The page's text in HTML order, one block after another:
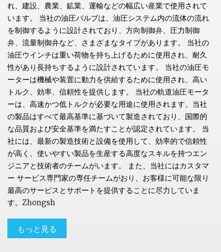
れ、建設、農業、鉱業、運輸などの幅広い産業で使用されて
います。 当社の油圧バルブは、油圧システム内の流体の流れ
を制御するように設計されており、方向制御弁、圧力制御
弁、流量制御弁など、さまざまなタイプがあります。 当社の
油圧ウインチは重い荷物を持ち上げるために使用され、耐久
性があり長持ちするように設計されています。 当社の油圧モ
ーターは機械や装置に動力を供給するために使用され、高い
トルク、効率、信頼性を提供します。 当社の軌道油圧モータ
ーは、高速かつ低トルクが必要な用途に使用されます。当社
の製品はすべて最高基準に基づいて製造されており、国際的
な品質および安全基準を満たすことが認定されています。 当
社には、最新の製造技術と設備を使用して、効率的で信頼性
が高く、使いやすい製品を生産する高度なスキルを持つエン
ジニアと技術者のチームがいます。 また、当社にはカスタマ
ー サービス専門家の専任チームがおり、お客様に可能な限り
最高のサービスとサポートを提供することに尽力していま
す。Zhongsh
もっと見る